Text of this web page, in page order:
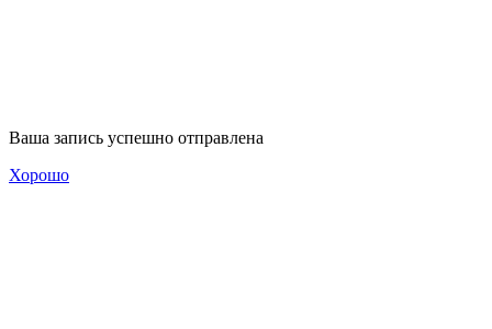
Ваша запись успешно отправлена
Хорошо